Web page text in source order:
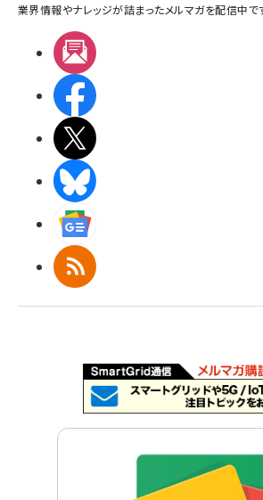
業界情報やナレッジが詰まったメルマガを配信中で
RSS